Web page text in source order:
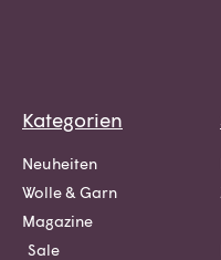
Kategorien
Neuheiten
Wolle & Garn
Magazine
Sale